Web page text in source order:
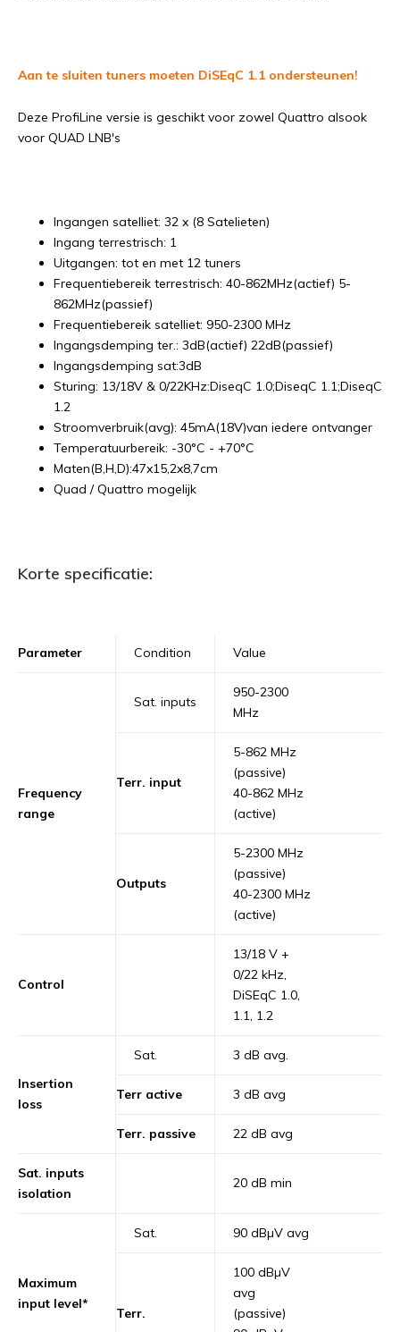
Aan te sluiten tuners moeten DiSEqC 1.1 ondersteunen!
Deze ProfiLine versie is geschikt voor zowel Quattro alsook
voor QUAD LNB's
Ingangen satelliet: 32 x (8 Satelieten)
Ingang terrestrisch: 1
Uitgangen: tot en met 12 tuners
Frequentiebereik terrestrisch: 40-862MHz(actief) 5-
862MHz(passief)
Frequentiebereik satelliet: 950-2300 MHz
Ingangsdemping ter.: 3dB(actief) 22dB(passief)
Ingangsdemping sat:3dB
Sturing: 13/18V & 0/22KHz:DiseqC 1.0;DiseqC 1.1;DiseqC
1.2
Stroomverbruik(avg): 45mA(18V)van iedere ontvanger
Temperatuurbereik: -30°C - +70°C
Maten(B,H,D):47x15,2x8,7cm
Quad / Quattro mogelijk
Korte specificatie:
Parameter Condition Value
Frequency
range
Sat. inputs
950-2300
MHz
Terr. input
5-862 MHz
(passive)
40-862 MHz
(active)
Outputs
5-2300 MHz
(passive)
40-2300 MHz
(active)
Control
13/18 V +
0/22 kHz,
DiSEqC 1.0,
1.1, 1.2
Insertion
loss
Sat. 3 dB avg.
Terr active 3 dB avg
Terr. passive 22 dB avg
Sat. inputs
isolation
20 dB min
Maximum
input level*
Sat. 90 dBµV avg
Terr.
100 dBµV
avg
(passive)